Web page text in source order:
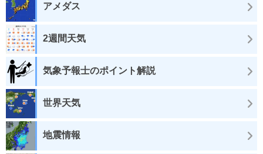
アメダス
2週間天気
気象予報士のポイント解説
世界天気
地震情報